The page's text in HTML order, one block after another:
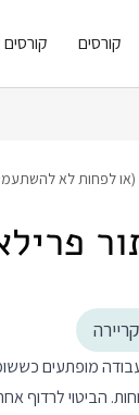
קורסים
(או לפחות לא
קריירה
מופתעים
הביטוי